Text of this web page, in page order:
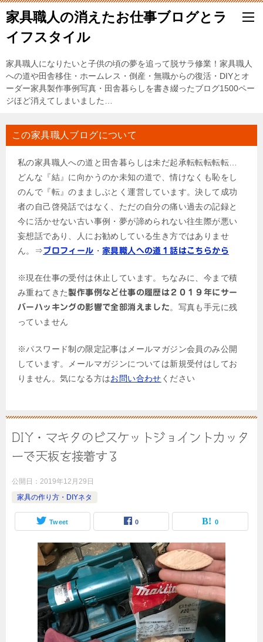
家具職人の消えたお仕事ブログとラ
イフスタイル
家具職人になりたいと子供の頃の夢を追って脱サラ修業！家具職人
への道や田舎移住・ホームレス・倒産・無職からの復活・DIYとオ
ーダー家具製作事例写真・田舎暮らしを書き綴ったブログ1500ペー
ジほど消えてしまいました…
この家具職人ブログについて
私の家具職人への道と田舎暮らしは未だ起承転転転転転…
どんな『結』に向かうのか未知の道で、情けなくも恥をし
のんで『転』のまましぶとく運営しています。決して成功
者の自己啓発話ではなく、ただの自分の痛い過去の記録と
今に活かせない古い事例・夢が諦められない往生際が悪い
妄想話であり、人にお勧めしている生き方ではありませ
ん。⇒プロフィール ・家具職人への道１話はこちらから
※現在仕事の受付は休止しています。ちなみに、今まで積
み重ねてきた製作事例など仕事の履歴は２０１９年にサー
バーハッキングの影響で全部消えました 。写真も手元に残
っていません
※パスワード制の限定記事はメールマガジン会員のみ公開
しています。メールマガジンについては新規受付はしてお
りません。気になる方はお問い合わせ ください
DIY・マキタのビスケットジョイントカッタ
ーで天板を接着する
公開日： 2019年12月29日
家具の作り方・DIYネタ
Tweet 0 0